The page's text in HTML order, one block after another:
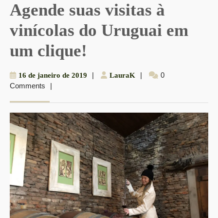
Agende suas visitas à
vinícolas do Uruguai em
um clique!
16 de janeiro de 2019 16
2019
| LauraK LauraK
|
0
Comments
|